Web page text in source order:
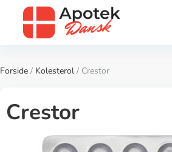
Forside / Kolesterol / Crestor
Crestor